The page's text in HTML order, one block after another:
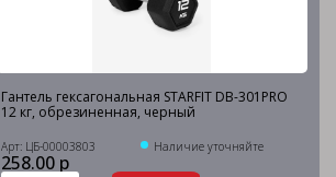
Гантель гексагональная STARFIT DB-301PRO
12 кг, обрезиненная, черный
Арт: ЦБ-00003803 Наличие уточняйте
258.00 р